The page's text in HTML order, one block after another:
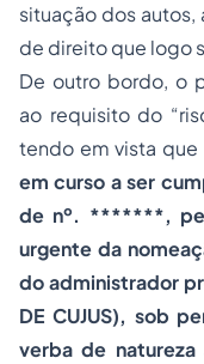
situação dos
de direito que logo
De outro bordo, o
ao requisito do
tendo em vista que
em curso a ser
de nº. *******,
urgente da
do administrador
DE CUJUS), sob
verba de